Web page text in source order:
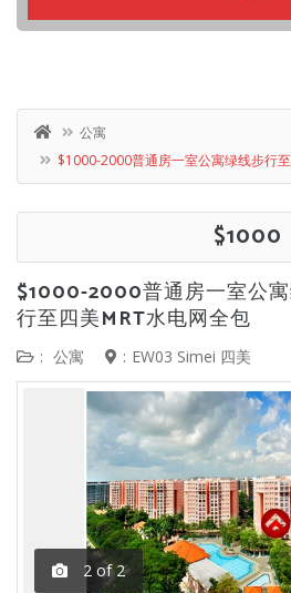
公寓
$1000-2000普通房一室公寓绿线步行
$1000
$1000-2000普通房一室公
行至四美MRT水电网全包
: 公寓 : EW03 Simei 四美
2 of 2